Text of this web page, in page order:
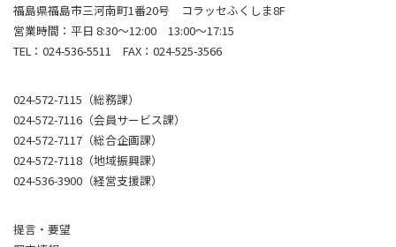
福島県福島市三河南町1番20号 コラッセふくしま8F
営業時間：平日 8:30～12:00 13:00～17:15
TEL：024-536-5511 FAX：024-525-3566
024-572-7115（総務課）
024-572-7116（会員サービス課）
024-572-7117（総合企画課）
024-572-7118（地域振興課）
024-536-3900（経営支援課）
提言・要望